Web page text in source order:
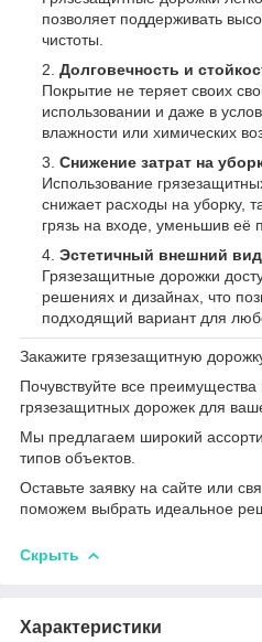
позволяет поддерживать
чистоты.
Долговечность и
Покрытие не теряет своих
использовании и даже в
влажности или химических
Снижение затрат на
Использование
снижает расходы на уборку,
грязь на входе, уменьшив её
Эстетичный внешний вид
Грязезащитные дорожки
решениях и дизайнах, что
подходящий вариант для
Закажите грязезащитную
Почувствуйте все преимущества
грязезащитных дорожек для
Мы предлагаем широкий
типов объектов.
Оставьте заявку на сайте или
поможем выбрать идеальное
Скрыть
Характеристики